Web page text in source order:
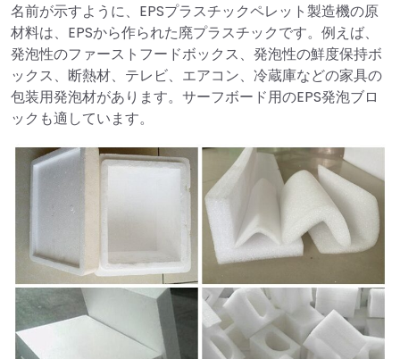
名前が示すように、EPSプラスチックペレット製造機の原
材料は、EPSから作られた廃プラスチックです。例えば、
発泡性のファーストフードボックス、発泡性の鮮度保持ボ
ックス、断熱材、テレビ、エアコン、冷蔵庫などの家具の
包装用発泡材があります。サーフボード用のEPS発泡ブロ
ックも適しています。